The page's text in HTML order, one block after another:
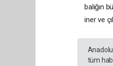
balığın
iner ve
tüm